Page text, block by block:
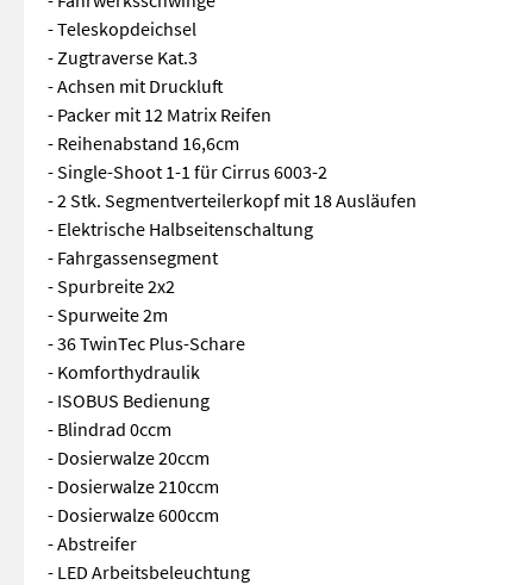
- Teleskopdeichsel
- Zugtraverse Kat.3
- Achsen mit Druckluft
- Packer mit 12 Matrix Reifen
- Reihenabstand 16,6cm
- Single-Shoot 1-1 für Cirrus 6003-2
- 2 Stk. Segmentverteilerkopf mit 18 Ausläufen
- Elektrische Halbseitenschaltung
- Fahrgassensegment
- Spurbreite 2x2
- Spurweite 2m
- 36 TwinTec Plus-Schare
- Komforthydraulik
- ISOBUS Bedienung
- Blindrad 0ccm
- Dosierwalze 20ccm
- Dosierwalze 210ccm
- Dosierwalze 600ccm
- Abstreifer
- LED Arbeitsbeleuchtung